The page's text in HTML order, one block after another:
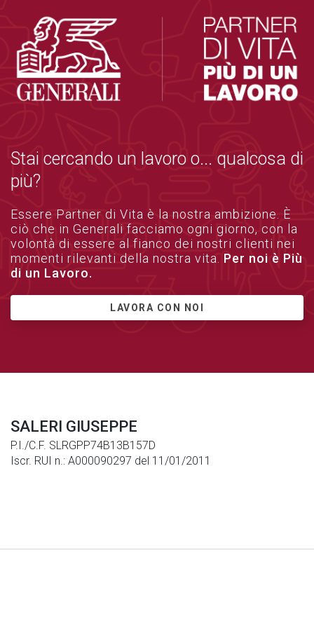
Stai cercando un lavoro o... qualcosa di
più?
Essere Partner di Vita è la nostra ambizione. È
ciò che in Generali facciamo ogni giorno, con la
volontà di essere al fianco dei nostri clienti nei
momenti rilevanti della nostra vita. Per noi è Più
di un Lavoro.
LAVORA CON NOI
SALERI GIUSEPPE
P.I./C.F. SLRGPP74B13B157D
Iscr. RUI n.: A000090297 del 11/01/2011